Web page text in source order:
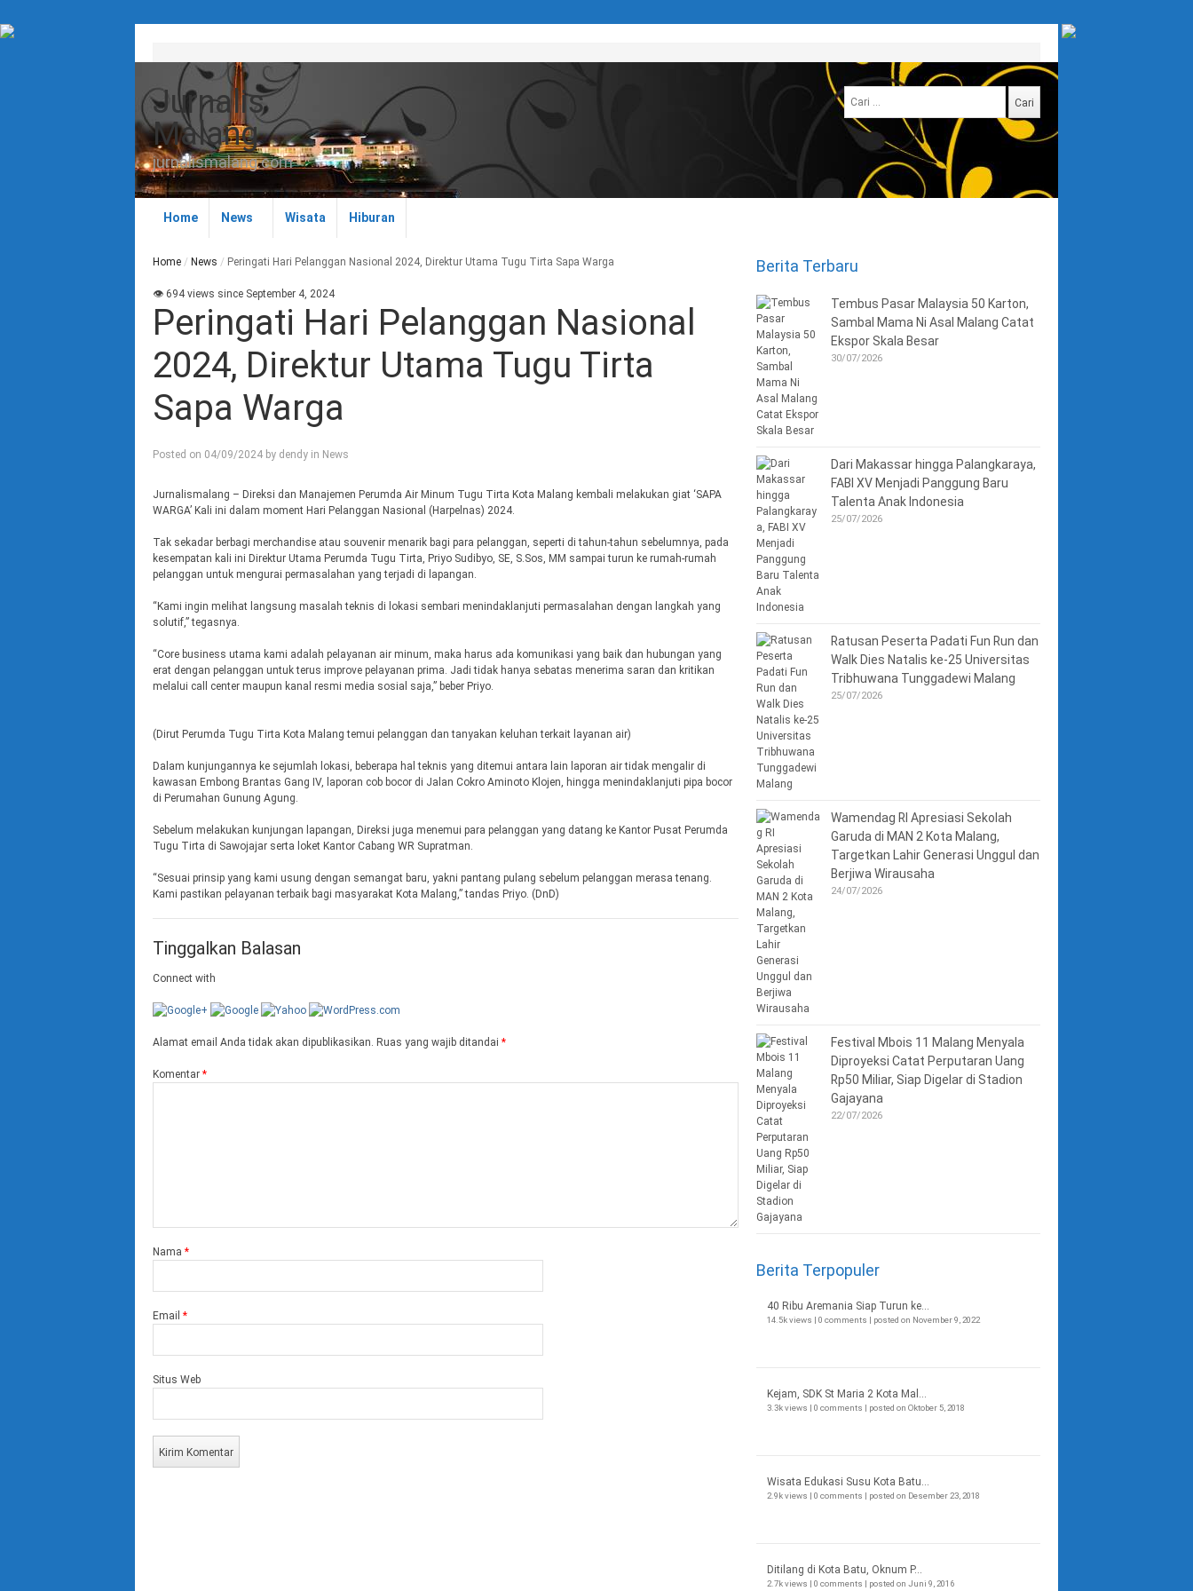
Jurnalis
Malang
jurnalismalang.com
Cari
untuk:
Home News Wisata Hiburan
Home / News / Peringati Hari Pelanggan Nasional 2024, Direktur Utama Tugu Tirta Sapa Warga
👁 694 views since September 4, 2024
Peringati Hari Pelanggan Nasional
2024, Direktur Utama Tugu Tirta
Sapa Warga
Posted on 04/09/2024 by dendy in News
Jurnalismalang – Direksi dan Manajemen Perumda Air Minum Tugu Tirta Kota Malang kembali melakukan giat ‘SAPA
WARGA’ Kali ini dalam moment Hari Pelanggan Nasional (Harpelnas) 2024.
Tak sekadar berbagi merchandise atau souvenir menarik bagi para pelanggan, seperti di tahun-tahun sebelumnya, pada
kesempatan kali ini Direktur Utama Perumda Tugu Tirta, Priyo Sudibyo, SE, S.Sos, MM sampai turun ke rumah-rumah
pelanggan untuk mengurai permasalahan yang terjadi di lapangan.
“Kami ingin melihat langsung masalah teknis di lokasi sembari menindaklanjuti permasalahan dengan langkah yang
solutif,” tegasnya.
“Core business utama kami adalah pelayanan air minum, maka harus ada komunikasi yang baik dan hubungan yang
erat dengan pelanggan untuk terus improve pelayanan prima. Jadi tidak hanya sebatas menerima saran dan kritikan
melalui call center maupun kanal resmi media sosial saja,” beber Priyo.
(Dirut Perumda Tugu Tirta Kota Malang temui pelanggan dan tanyakan keluhan terkait layanan air)
Dalam kunjungannya ke sejumlah lokasi, beberapa hal teknis yang ditemui antara lain laporan air tidak mengalir di
kawasan Embong Brantas Gang IV, laporan cob bocor di Jalan Cokro Aminoto Klojen, hingga menindaklanjuti pipa bocor
di Perumahan Gunung Agung.
Sebelum melakukan kunjungan lapangan, Direksi juga menemui para pelanggan yang datang ke Kantor Pusat Perumda
Tugu Tirta di Sawojajar serta loket Kantor Cabang WR Supratman.
“Sesuai prinsip yang kami usung dengan semangat baru, yakni pantang pulang sebelum pelanggan merasa tenang.
Kami pastikan pelayanan terbaik bagi masyarakat Kota Malang,” tandas Priyo. (DnD)
Tinggalkan Balasan
Connect with
Alamat email Anda tidak akan dipublikasikan. Ruas yang wajib ditandai *
Komentar *
Nama *
Email *
Situs Web
Berita Terbaru
Tembus Pasar Malaysia 50 Karton,
Sambal Mama Ni Asal Malang Catat
Ekspor Skala Besar
30/07/2026
Dari Makassar hingga Palangkaraya,
FABI XV Menjadi Panggung Baru
Talenta Anak Indonesia
25/07/2026
Ratusan Peserta Padati Fun Run dan
Walk Dies Natalis ke-25 Universitas
Tribhuwana Tunggadewi Malang
25/07/2026
Wamendag RI Apresiasi Sekolah
Garuda di MAN 2 Kota Malang,
Targetkan Lahir Generasi Unggul dan
Berjiwa Wirausaha
24/07/2026
Festival Mbois 11 Malang Menyala
Diproyeksi Catat Perputaran Uang
Rp50 Miliar, Siap Digelar di Stadion
Gajayana
22/07/2026
Berita Terpopuler
40 Ribu Aremania Siap Turun ke...
14.5k views | 0 comments | posted on November 9, 2022
Kejam, SDK St Maria 2 Kota Mal...
3.3k views | 0 comments | posted on Oktober 5, 2018
Wisata Edukasi Susu Kota Batu...
2.9k views | 0 comments | posted on Desember 23, 2018
Ditilang di Kota Batu, Oknum P...
2.7k views | 0 comments | posted on Juni 9, 2016